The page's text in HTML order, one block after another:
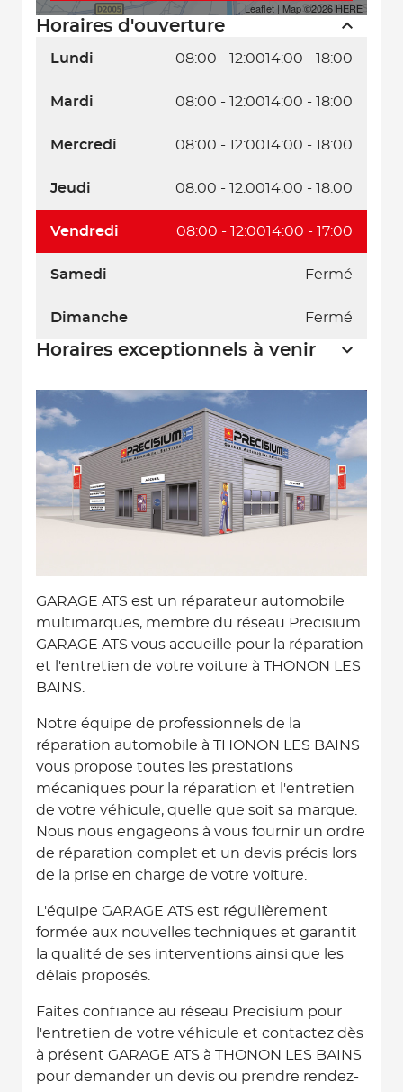
Horaires d'ouverture
Lundi 08:00 - 12:0014:00 - 18:00
Mardi 08:00 - 12:0014:00 - 18:00
Mercredi 08:00 - 12:0014:00 - 18:00
Jeudi 08:00 - 12:0014:00 - 18:00
Vendredi 08:00 - 12:0014:00 - 17:00
Samedi Fermé
Dimanche Fermé
Horaires exceptionnels à venir
Leaflet | Map ©2026 HERE
GARAGE ATS est un réparateur automobile
multimarques, membre du réseau Precisium.
GARAGE ATS vous accueille pour la réparation
et l'entretien de votre voiture à THONON LES
BAINS.
Notre équipe de professionnels de la
réparation automobile à THONON LES BAINS
vous propose toutes les prestations
mécaniques pour la réparation et l'entretien
de votre véhicule, quelle que soit sa marque.
Nous nous engageons à vous fournir un ordre
de réparation complet et un devis précis lors
de la prise en charge de votre voiture.
L'équipe GARAGE ATS est régulièrement
formée aux nouvelles techniques et garantit
la qualité de ses interventions ainsi que les
délais proposés.
Faites confiance au réseau Precisium pour
l'entretien de votre véhicule et contactez dès
à présent GARAGE ATS à THONON LES BAINS
pour demander un devis ou prendre rendez-